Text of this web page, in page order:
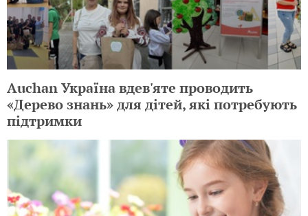
Auchan Україна вдев'яте проводить
«Дерево знань» для дітей, які потребують
підтримки